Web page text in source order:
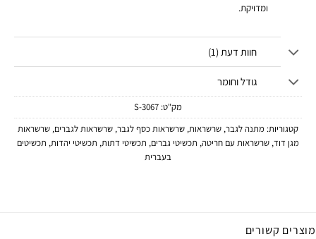
ומדויקת.
חוות דעת (1)
גודל וחומר
מק"ט: 3067-S
קטגוריות: מתנה לגבר, שרשראות, שרשראות כסף לגבר, שרשראות לגברים, שרשראות
מגן דוד, שרשראות עם חריטה, תכשיטי גברים, תכשיטי דתות, תכשיטי יהדות, תכשיטים
בעברית
מוצרים קשורים